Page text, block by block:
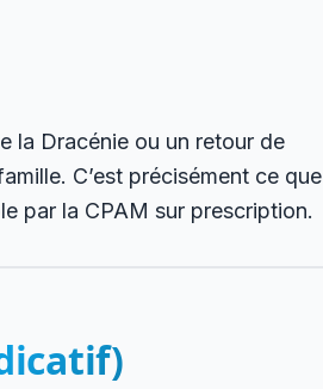
la Dracénie ou un retour de
C’est précisément ce que
par la CPAM sur prescription.